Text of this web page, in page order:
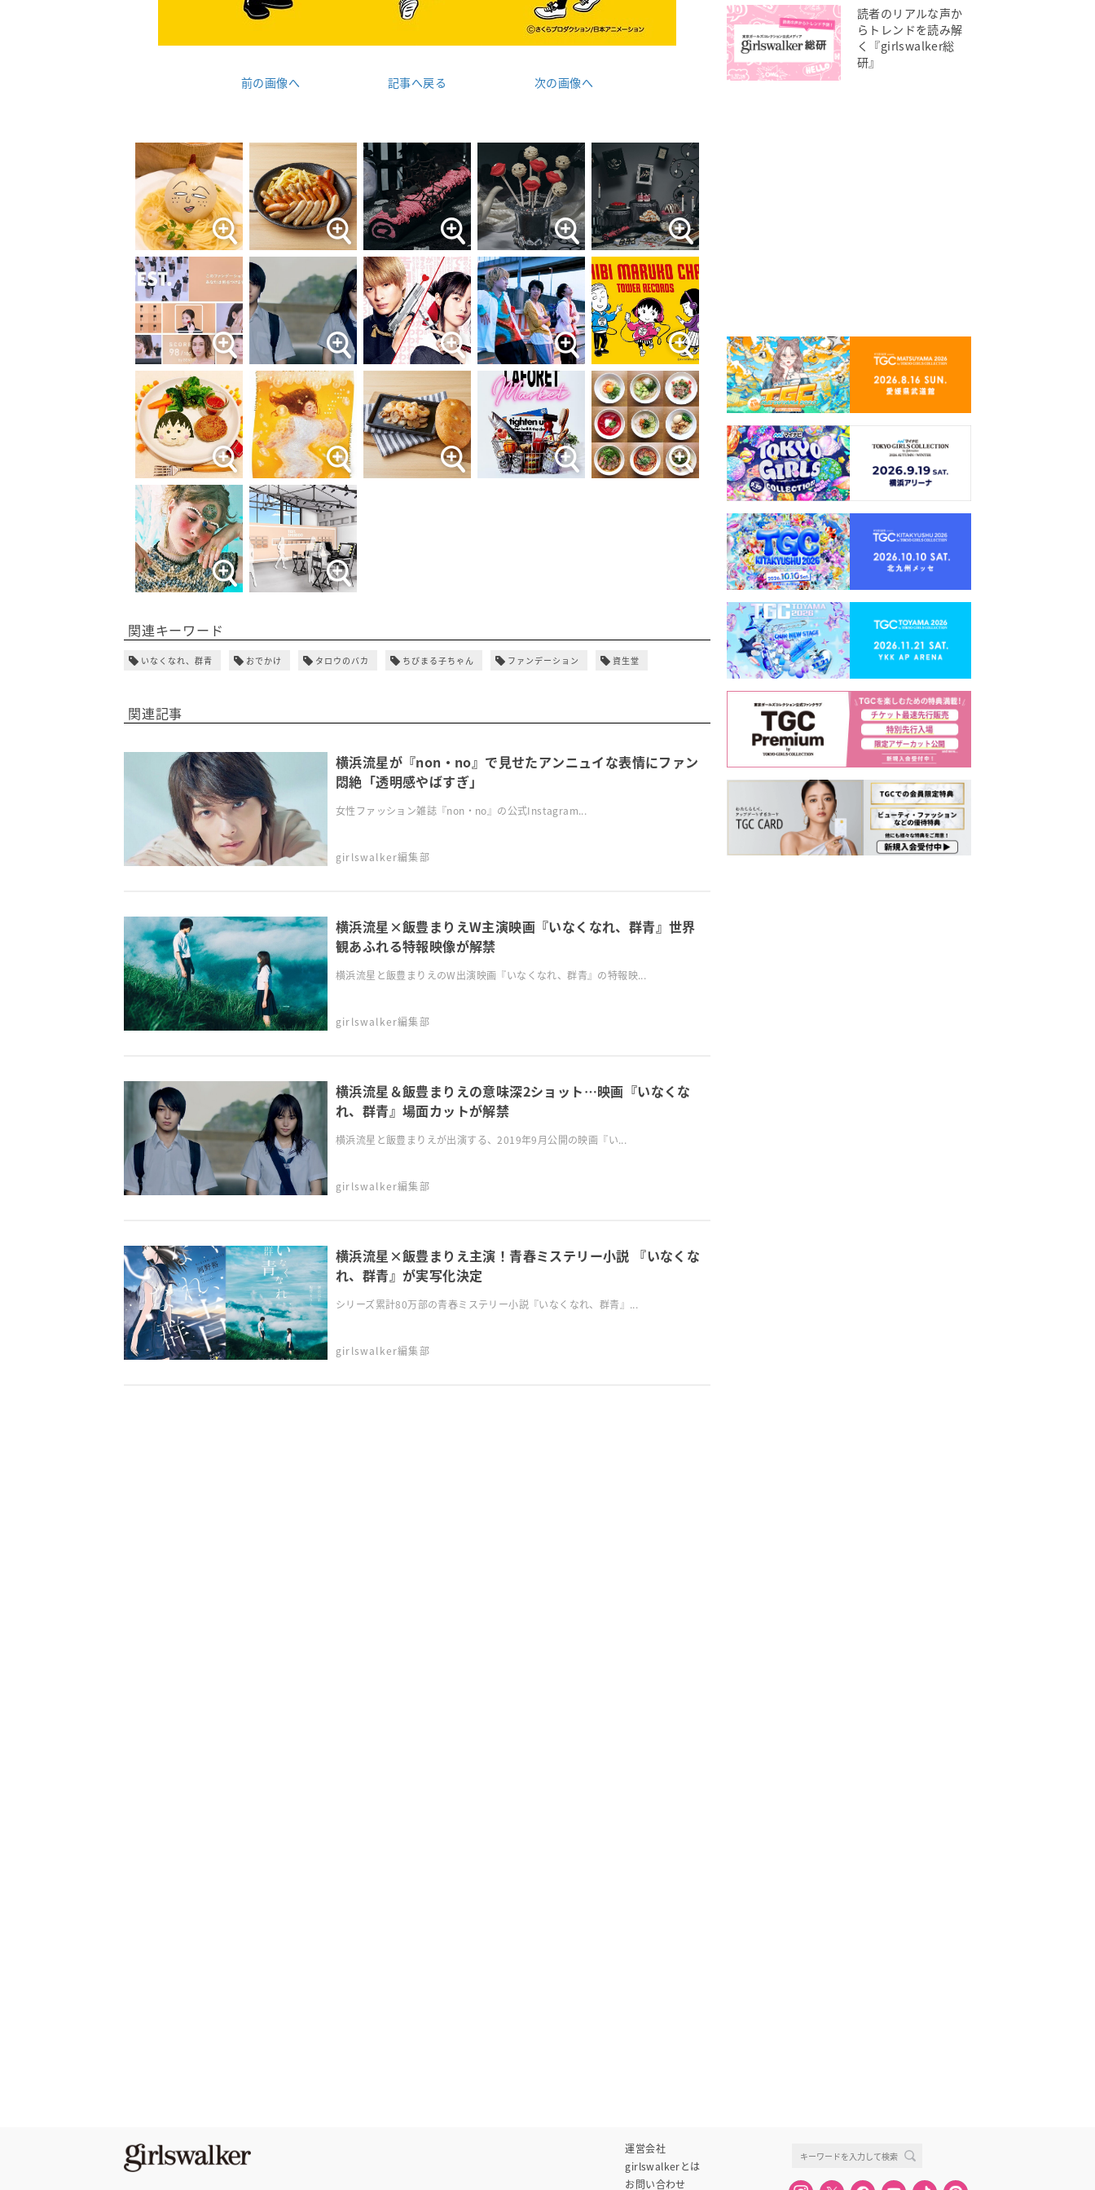
前の画像へ 記事へ戻る 次の画像へ
関連キーワード
いなくなれ、群青 おでかけ タロウのバカ ちびまる子ちゃん ファンデーション 資生堂
関連記事
横浜流星が『non・no』で見せたアンニュイな表情にファン
悶絶「透明感やばすぎ」
女性ファッション雑誌『non・no』の公式Instagram...
girlswalker編集部
横浜流星×飯豊まりえW主演映画『いなくなれ、群青』世界
観あふれる特報映像が解禁
横浜流星と飯豊まりえのW出演映画『いなくなれ、群青』の特報映...
girlswalker編集部
横浜流星＆飯豊まりえの意味深2ショット…映画『いなくな
れ、群青』場面カットが解禁
横浜流星と飯豊まりえが出演する、2019年9月公開の映画『い...
girlswalker編集部
横浜流星×飯豊まりえ主演！青春ミステリー小説 『いなくな
れ、群青』が実写化決定
シリーズ累計80万部の青春ミステリー小説『いなくなれ、群青』...
girlswalker編集部
読者のリアルな声か
らトレンドを読み解
く『girlswalker総
研』
運営会社
girlswalkerとは
お問い合わせ